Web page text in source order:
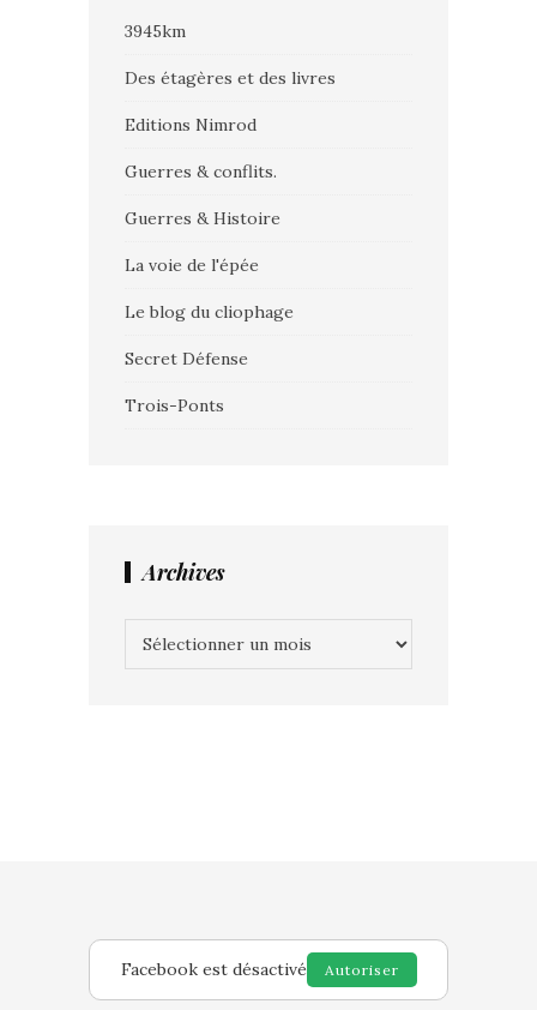
3945km
Des étagères et des livres
Editions Nimrod
Guerres & conflits.
Guerres & Histoire
La voie de l'épée
Le blog du cliophage
Secret Défense
Trois-Ponts
Archives
Facebook est désactivé Autoriser